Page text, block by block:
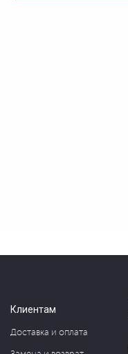
Клиентам
Доставка и оплата